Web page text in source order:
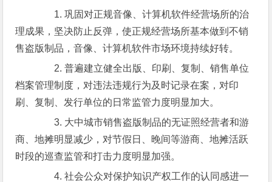
1. 巩固对正规音像、计算机软件经营场所的治
理成果，坚决防止反弹，使正规经营场所基本做到不销
售盗版制品，音像、计算机软件市场环境持续好转。
2. 普遍建立健全出版、印刷、复制、销售单位
档案管理制度，对违法违规行为及时记录在案，对印
刷、复制、发行单位的日常监管力度明显加大。
3. 大中城市销售盗版制品的无证照经营者和游
商、地摊明显减少，对节假日、晚间等游商、地摊活跃
时段的巡查监管和打击力度明显加强。
4. 社会公众对保护知识产权工作的认同感进一